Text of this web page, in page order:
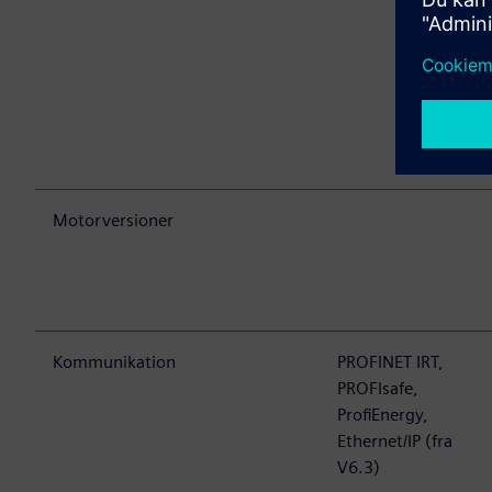
Motorversioner
Kommunikation
PROFINET IRT,
PROFIsafe,
ProfiEnergy,
Ethernet/IP (fra
V6.3)